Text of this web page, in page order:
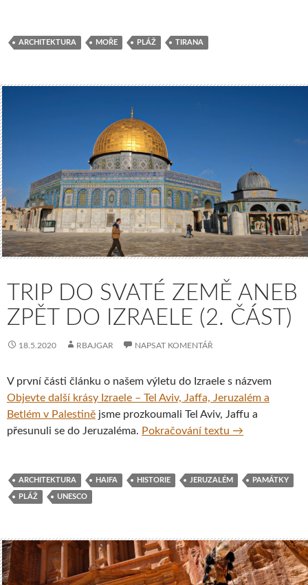
ARCHITEKTURA MOŘE PLÁŽ TIRANA
TRIP DO SVATÉ ZEMĚ ANEB
ZPĚT DO IZRAELE (2. ČÁST)
18.5.2020 RBAJGAR NAPSAT KOMENTÁŘ
V první části článku o našem výletu do Izraele s názvem
Objevte další krásy Izraele – Tel Aviv, Jaffa, Jeruzalém a
Betlém v Palestině jsme prozkoumali Tel Aviv, Jaffu a
přesunuli se do Jeruzaléma. Pokračování textu Trip do Svaté
→
ARCHITEKTURA HAIFA HISTORIE JERUZALÉM PAMÁTKY
PLÁŽ UNESCO